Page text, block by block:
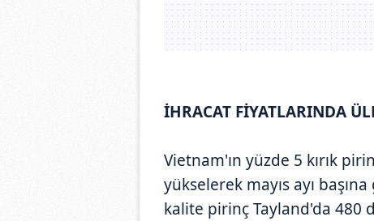
İHRACAT FİYATLARINDA
Vietnam'ın yüzde 5 kırık
yükselerek mayıs ayı
kalite pirinç Tayland'da 480